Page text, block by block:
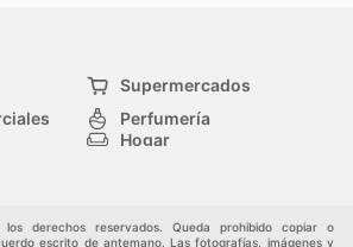
Supermercados
Perfumería
Hogar
derechos reservados. Queda prohibido copiar o
escrito de antemano. Las fotografías, imágenes y